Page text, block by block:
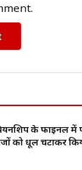
के फाइनल में
को धूल चटाकर